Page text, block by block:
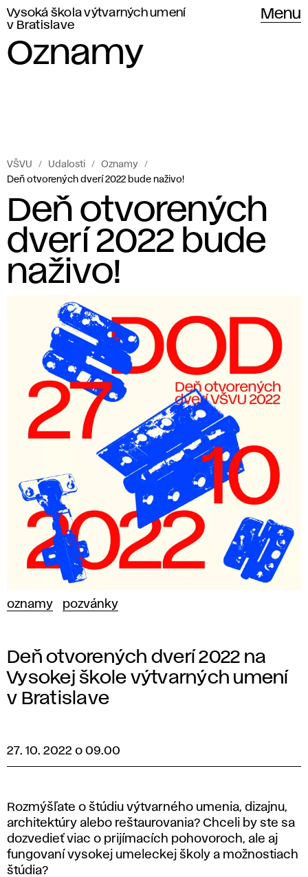
Vysoká škola výtvarných umení
v Bratislave
Menu
Oznamy
VŠVU Udalosti
Oznamy
Deň otvorených dverí 2022 bude naživo!
Deň otvorených
dverí 2022 bude
naživo!
oznamy pozvánky
Deň otvorených dverí 2022 na
Vysokej škole výtvarných umení
v Bratislave
27. 10. 2022 o 09.00
Rozmýšľate o štúdiu výtvarného umenia, dizajnu,
architektúry alebo reštaurovania? Chceli by ste sa
dozvedieť viac o prijímacích pohovoroch, ale aj
fungovaní vysokej umeleckej školy a možnostiach
štúdia?